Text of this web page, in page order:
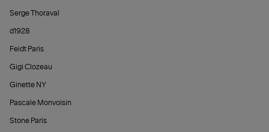
Serge Thoraval
d1928
Feidt Paris
Gigi Clozeau
Ginette NY
Pascale Monvoisin
Stone Paris